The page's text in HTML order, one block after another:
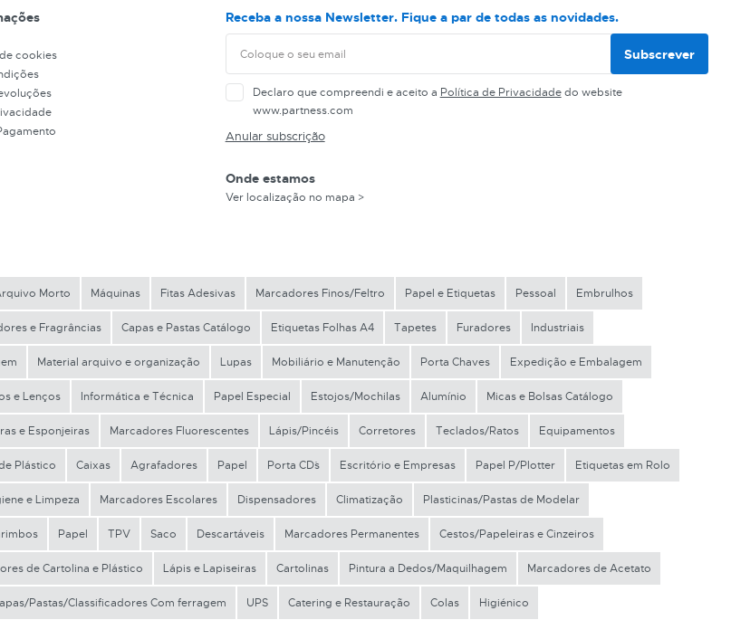
cookies
Receba a nossa Newsletter. Fique a par de todas as novidades.
Subscrever
Declaro que compreendi e aceito a Política de Privacidadedo website
www.partness.com
Anular subscrição
Onde estamos
Ver localização no mapa >
Morto Máquinas Fitas Adesivas Marcadores Finos/Feltro Papel e Etiquetas Pessoal Embrulhos
e Fragrâncias Capas e Pastas Catálogo Etiquetas Folhas A4 Tapetes Furadores Industriais
Material arquivo e organização Lupas Mobiliário e Manutenção Porta Chaves Expedição e Embalagem
e Lenços Informática e Técnica Papel Especial Estojos/Mochilas Alumínio Micas e Bolsas Catálogo
e Esponjeiras Marcadores Fluorescentes Lápis/Pincéis Corretores Teclados/Ratos Equipamentos
Plástico Caixas Agrafadores Papel Porta CD´s Escritório e Empresas Papel P/Plotter Etiquetas em Rolo
e Limpeza Marcadores Escolares Dispensadores Climatização Plasticinas/Pastas de Modelar
Papel TPV Saco Descartáveis Marcadores Permanentes Cestos/Papeleiras e Cinzeiros
de Cartolina e Plástico Lápis e Lapiseiras Cartolinas Pintura a Dedos/Maquilhagem Marcadores de Acetato
Pastas/Classificadores Com ferragem UPS Catering e Restauração Colas Higiénico